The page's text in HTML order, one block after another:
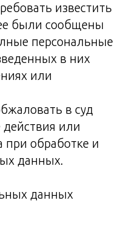
известить
были сообщены
персональные
в них
или
в суд
или
при обработке и
данных.
данных